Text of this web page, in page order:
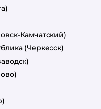
Камчатский)
(Черкесск)